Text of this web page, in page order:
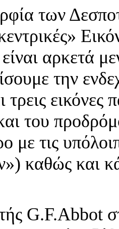
των
αρκετά
την
τρεις
του
με τις
καθώς και
G.F.Abbot